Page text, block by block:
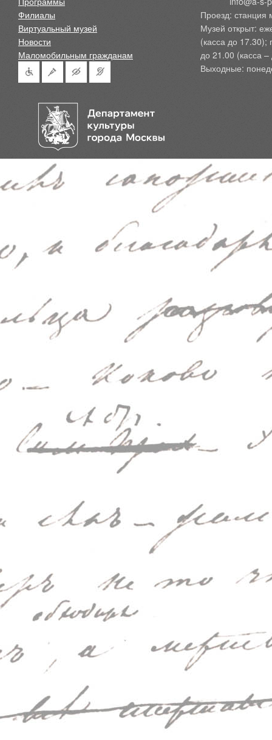
Филиалы
Виртуальный музей
Новости
Маломобильным гражданам
Проезд: станция
Музей открыт:
(касса до 17.30);
до 21.00 (касса
Выходные: